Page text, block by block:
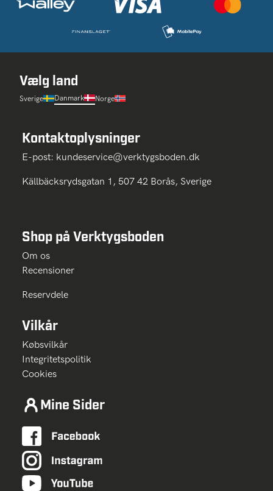
Vælg land
Sverige Danmark Norge
Kontaktoplysninger
E-post: kundeservice@verktygsboden.dk
Källbäcksrydsgatan 1, 507 42 Borås, Sverige
Shop på Verktygsboden
Om os
Recensioner
Reservdele
Vilkår
Købsvilkår
Integritetspolitik
Cookies
Mine Sider